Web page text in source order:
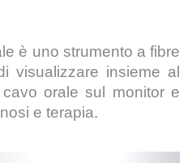
è uno strumento a fibre
visualizzare insieme al
orale sul monitor e
e terapia.